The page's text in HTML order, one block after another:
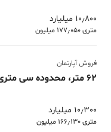
10٫800 میلیارد
متری 177٫050 میلیون
فروش آپارتمان
10٫300 میلیارد
متری 166٫130 میلیون